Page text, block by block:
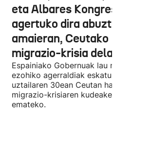
eta Albares Kongresuan
agertuko dira abuztuaren
amaieran, Ceutako
migrazio-krisia dela eta
Espainiako Gobernuak lau ministroen
ezohiko agerraldiak eskatu ditu,
uztailaren 30ean Ceutan hasitako
migrazio-krisiaren kudeaketaren berri
emateko.